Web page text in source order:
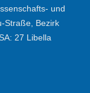
und
Straße, Bezirk
27 Libella